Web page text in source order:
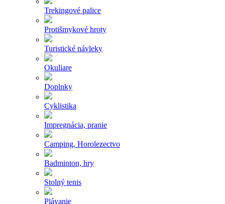
Trekingové palice
Protišmykové hroty
Turistické návleky
Okuliare
Doplnky
Cyklistika
Impregnácia, pranie
Camping, Horolezectvo
Badminton, hry
Stolný tenis
Plávanie